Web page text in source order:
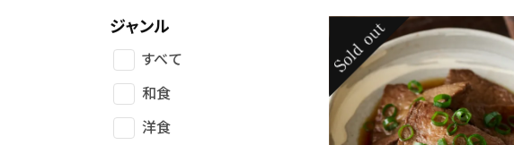
ジャンル
すべて
和食
洋食